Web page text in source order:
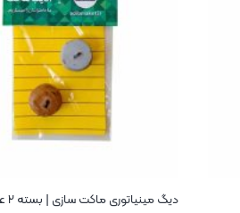
دیگ مینیاتوری ماکت سازی | بسته 2 عددی